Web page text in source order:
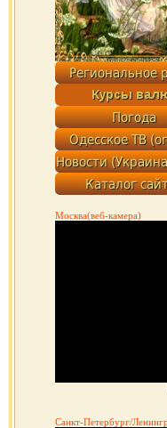
Москва(веб-камера)
Санкт-Петербург/